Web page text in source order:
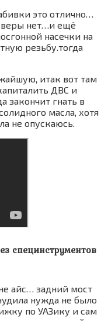
это отлично…
веры нет…и ещё
насечки на
резьбу.тогда
итак вот там
ДВС и
закончит гнать в
масла, хотя
не опускаюсь.
специнструментов
айс… задний мост
нужда не было
по УАЗику и сам